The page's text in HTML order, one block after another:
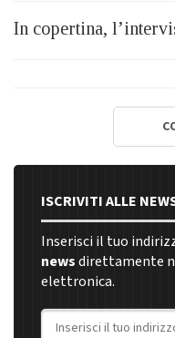
In copertina,
ISCRIVITI ALLE
Inserisci il tuo
newsdirettamente
elettronica.
Indirizzo email